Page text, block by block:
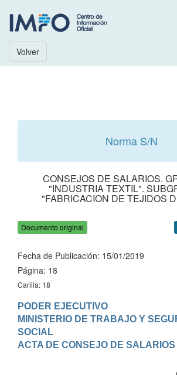
Volver
Norma S/N
CONSEJOS DE SALARIOS.
"INDUSTRIA TEXTIL".
"FABRICACION DE TEJIDOS
Documento original
Fecha de Publicación: 15/01/2019
Página: 18
Carilla: 18
PODER EJECUTIVO
MINISTERIO DE TRABAJO Y
SOCIAL